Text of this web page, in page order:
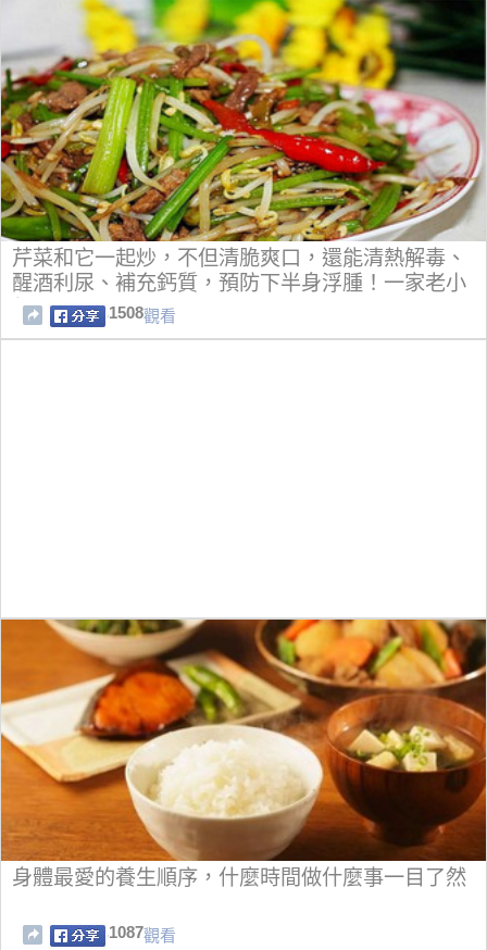
芹菜和它一起炒，不但清脆爽口，還能清熱解毒、
醒酒利尿、補充鈣質，預防下半身浮腫！一家老小
都需要~
1508觀看
身體最愛的養生順序，什麼時間做什麼事一目了然
1087觀看